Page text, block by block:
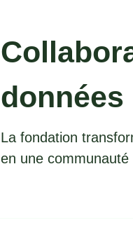
données
La fondation
en une